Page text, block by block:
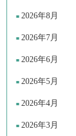
2026年8月
2026年7月
2026年6月
2026年5月
2026年4月
2026年3月